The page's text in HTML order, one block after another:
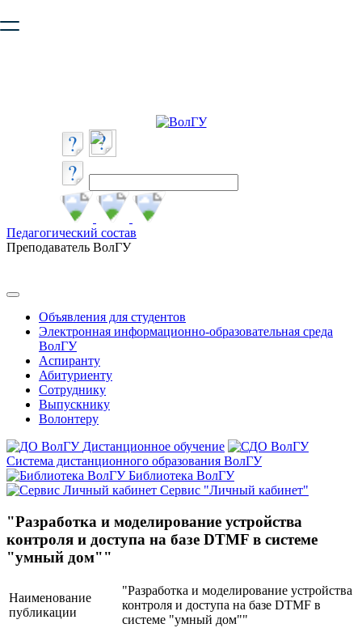
безопасную работу с сайтом. Пожалуйста
Педагогический состав
Преподаватель ВолГУ
Объявления для студентов
Электронная информационно-образовательная среда
ВолГУ
Аспиранту
Абитуриенту
Сотруднику
Выпускнику
Волонтеру
Дистанционное обучение
Система дистанционного образования ВолГУ
Библиотека ВолГУ
Сервис "Личный кабинет"
"Разработка и моделирование устройства
контроля и доступа на базе DTMF в системе
"умный дом""
Наименование
публикации
"Разработка и моделирование устройства
контроля и доступа на базе DTMF в
системе "умный дом""